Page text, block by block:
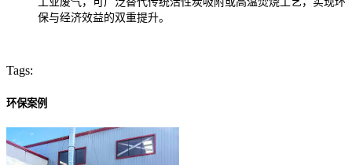
保与经济效益的双重提升。
Tags:
环保案例